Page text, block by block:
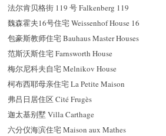
法尔肯贝格街 119 号 Falkenberg 119
魏森霍夫16号住宅 Weissenhof House 16
包豪斯教师住宅 Bauhaus Master Houses
范斯沃斯住宅 Farnsworth House
梅尔尼科夫自宅 Melnikov House
柯布西耶母亲住宅 La Petite Maison
弗吕日居住区 Cité Frugès
迦太基别墅 Villa Carthage
六分仪海滨住宅 Maison aux Mathes